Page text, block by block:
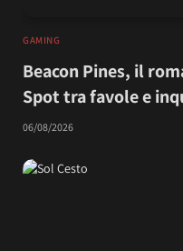
GAMING
Beacon Pines, il
Spot tra favole e
06/08/2026